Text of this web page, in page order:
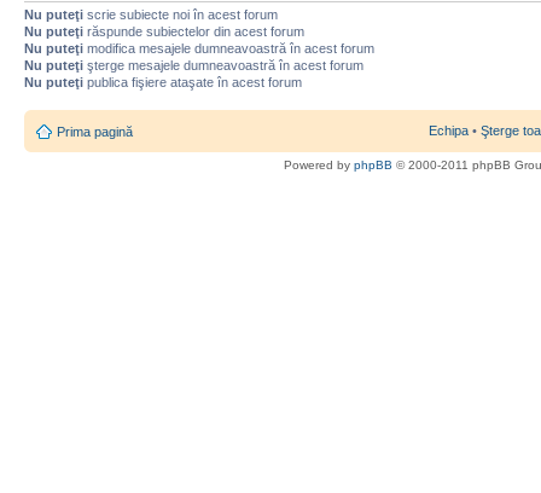
Nu puteţi scrie subiecte noi în acest forum
Nu puteţi răspunde subiectelor din acest forum
Nu puteţi modifica mesajele dumneavoastră în acest forum
Nu puteţi şterge mesajele dumneavoastră în acest forum
Nu puteţi publica fişiere ataşate în acest forum
Prima pagină Echipa • Şterge
Powered by phpBB © 2000-2011 phpBB